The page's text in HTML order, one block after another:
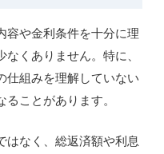
容や金利条件を十分に理
くありません。特に、
仕組みを理解していない
ことがあります。
はなく、総返済額や利息